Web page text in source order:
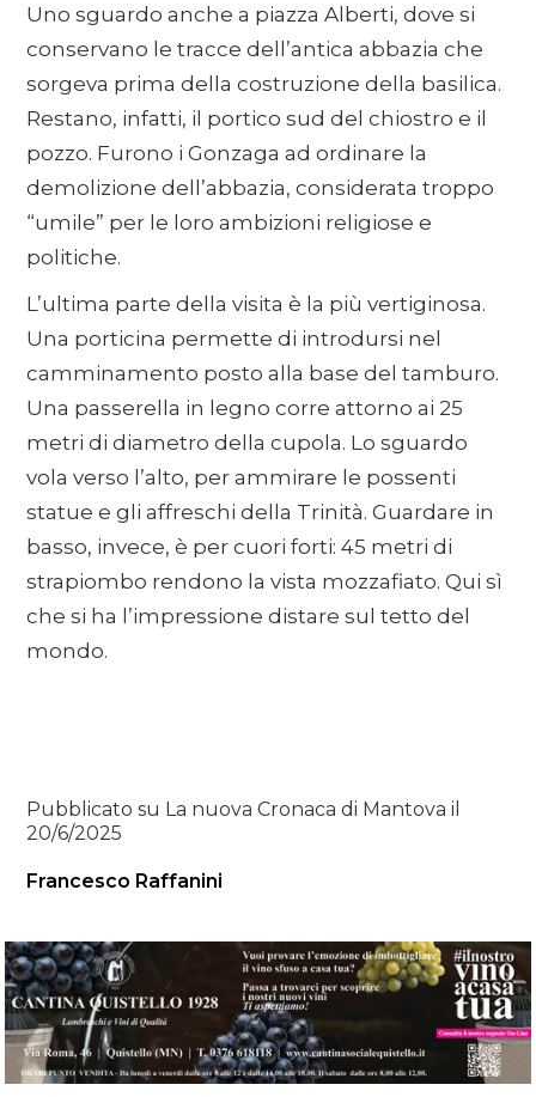
Uno sguardo anche a piazza Alberti, dove si
conservano le tracce dell’antica abbazia che
sorgeva prima della costruzione della basilica.
Restano, infatti, il portico sud del chiostro e il
pozzo. Furono i Gonzaga ad ordinare la
demolizione dell’abbazia, considerata troppo
“umile” per le loro ambizioni religiose e
politiche.
L’ultima parte della visita è la più vertiginosa.
Una porticina permette di introdursi nel
camminamento posto alla base del tamburo.
Una passerella in legno corre attorno ai 25
metri di diametro della cupola. Lo sguardo
vola verso l’alto, per ammirare le possenti
statue e gli affreschi della Trinità. Guardare in
basso, invece, è per cuori forti: 45 metri di
strapiombo rendono la vista mozzafiato. Qui sì
che si ha l’impressione distare sul tetto del
mondo.
Pubblicato su La nuova Cronaca di Mantova il
20/6/2025
Francesco Raffanini